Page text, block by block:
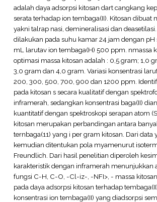
adalah daya adsorpsi kitosan dart cangkang
serata terhadap ion tembaga(II). Kitosan dibuat
yakni talrap nasi, demineralisasi dan
dilakukan pada suhu kamar 24 jam dengan pH
mL larutav ion tembaga(H) 500 ppm. nmassa
optimasi massa kitosan adalah : 0,5 gram; 1,0
3,0 gram dan 4,0 gram. Variasi konsentrasi
200, 300, 500, 700, 900 dan 1200 ppm.
pada kitosan s secara kualitatif dengan
inframerah, sedangkan konsentrasi baga(II)
kuantitatif dengan spektroskopi serapan atom
kitosan merupakan perbandingan antara
ternbaga(11) yang i per gram kitosan. Dari data
kemudian ditentukan pola myamenurut
Freundlich. Dari hasil penelitian diperoleh
karakteristik dengan inframerah menunjukkan
fungsi C-H, C-O, -Cl-iz-, -NFI>, - massa
pada daya adsorpsi kitosan terhadap
konsentrasi ion tembaga(II) yang diadsorpsi